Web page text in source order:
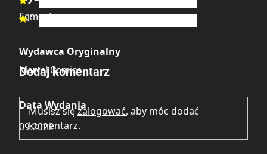
Egmont
Wydawca Oryginalny
Marvel Comics
Data Wydania
09.2022
1
Brak opinii.
Dodaj komentarz
Musisz sięzalogować, aby móc dodać
komentarz.